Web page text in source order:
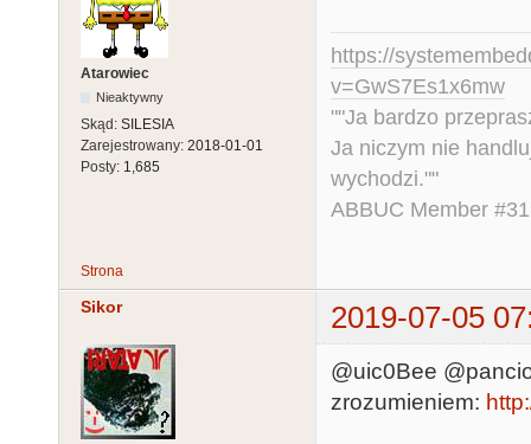
Atarowiec
Nieaktywny
Skąd: SILESIA
Zarejestrowany: 2018-01-01
Posty: 1,685
https://
v=GwS7Es1x6mw
""Ja bardzo
Ja niczym nie
wychodzi.""
ABBUC Member
Strona
Sikor 2019-07-05
@uic0Bee
zrozumieniem: